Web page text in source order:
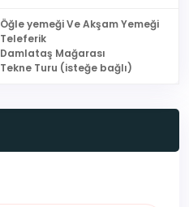
Öğle yemeği Ve Akşam Yemeği
Teleferik
Damlataş Mağarası
Tekne Turu (isteğe bağlı)